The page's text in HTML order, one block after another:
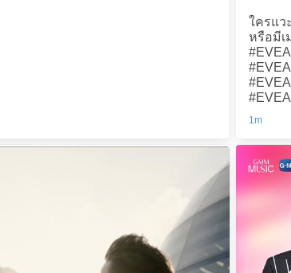
ใครแว
หรือมี
1m